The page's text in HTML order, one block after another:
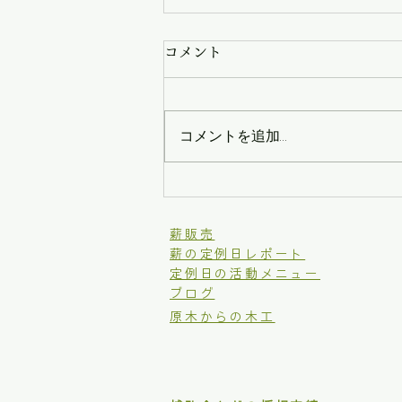
年忘れ餅つき会
コメント
コメントを追加…
​薪販売
薪の定例日レポート
定例日の活動メニュー
ブログ
原木からの木工